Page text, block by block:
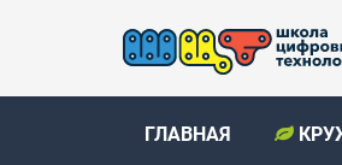
ГЛАВНАЯ